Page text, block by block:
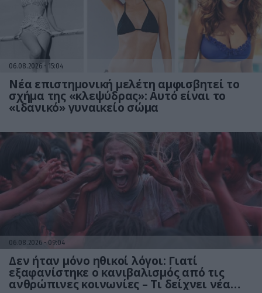
06.08.2026 15:04
Νέα επιστημονική μελέτη αμφισβητεί το
σχήμα της «κλεψύδρας»: Αυτό είναι το
«ιδανικό» γυναικείο σώμα
06.08.2026 09:04
Δεν ήταν μόνο ηθικοί λόγοι: Γιατί
εξαφανίστηκε ο κανιβαλισμός από τις
ανθρώπινες κοινωνίες – Τι δείχνει νέα